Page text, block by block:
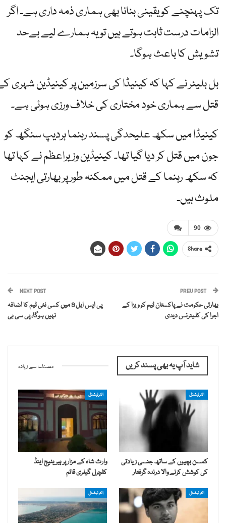
تک پہنچنے کو یقینی بنانا بھی ہماری ذمہ داری ہے۔ اگر
الزامات درست ثابت ہوتے ہیں تو یہ ہمارے لیے بےحد
تشویش کا باعث ہوگا۔
بل بلیئر نے کہا کہ کینیڈا کی سرزمین پر کینیڈین شہری
قتل سے ہماری خود مختاری کی خلاف ورزی ہوئی ہے۔
کینیڈا میں سکھ علیحدگی پسند رہنما ہردیپ سنگھ کو
جون میں قتل کر دیا گیا تھا۔ کینیڈین وزیراعظم نے کہا تھا
کہ سکھ رہنما کے قتل میں ممکنہ طور پر بھارتی ایجنٹ
ملوث ہیں۔
90
Share
PREV POST
بھارتی حکومت نے پاکستان ٹیم کو ویزا کے
اجرا کی کلیئرنس دیدی
NEXT POST
پی ایس ایل 9 میں کسی نئی ٹیم کا اضافہ
نہیں ہوگا، پی سی بی
شاید آپ یہ بھی پسند کریں مصنف سے زیادہ
انٹرنیشنل
کمسن بچیوں کے ساتھ جنسی زیادتی
کی کوشش کرنے والا درندہ گرفتار
انٹرنیشنل
وارث شاہ کے مزار پر ہیریٹیج اینڈ
کلچرل گیلری قائم
انٹرنیشنل انٹرنیشنل